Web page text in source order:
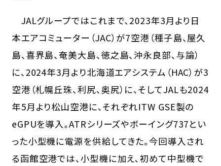
JALグループではこれまで、2023年3月より日
本エアコミューター（JAC）が7空港（種子島、屋久
島、喜界島、奄美大島、徳之島、沖永良部、与論）
に、2024年3月より北海道エアシステム（HAC）が3
空港（札幌丘珠、利尻、奥尻）に、そしてJALも2024
年5月より松山空港に、それぞれITW GSE製の
eGPUを導入。ATRシリーズやボーイング737とい
った小型機に電源を供給してきた。今回導入され
る函館空港では、小型機に加え、初めて中型機で